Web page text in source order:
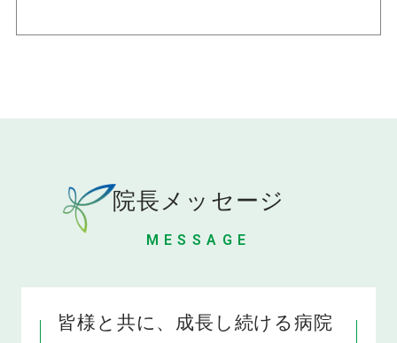
院長メッセージ
MESSAGE
皆様と共に、成長し続ける病院